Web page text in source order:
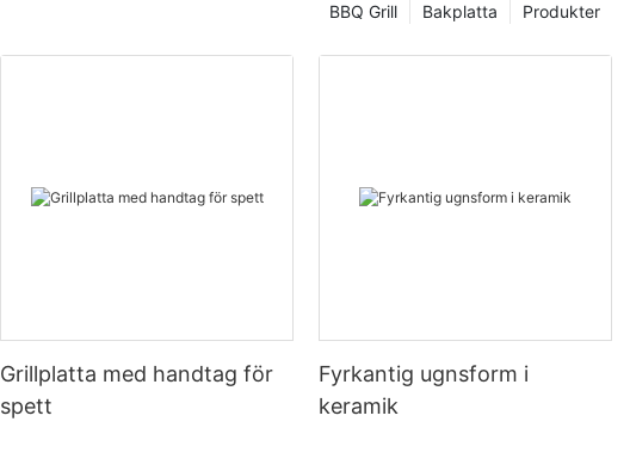
Produkter
Bakplatta
BBQ Grill
Grillplatta med handtag för
spett
Fyrkantig ugnsform i
keramik